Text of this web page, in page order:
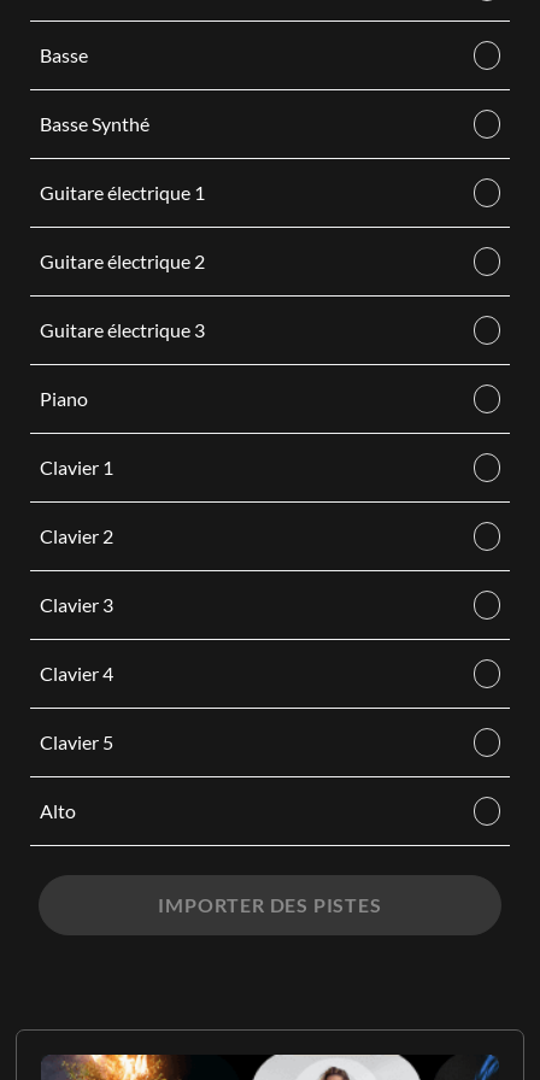
Basse
Basse Synthé
Guitare électrique 1
Guitare électrique 2
Guitare électrique 3
Piano
Clavier 1
Clavier 2
Clavier 3
Clavier 4
Clavier 5
Alto
IMPORTER DES PISTES